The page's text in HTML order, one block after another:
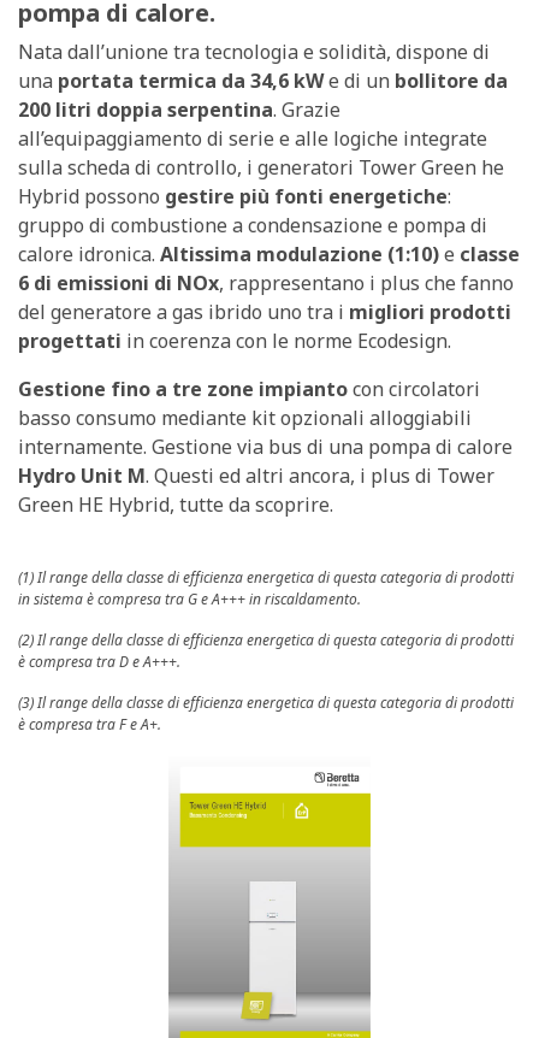
pompa di calore.
Nata dall’unione tra tecnologia e solidità, dispone di
una portata termica da 34,6 kWe di un bollitore da
200 litri doppia serpentina. Grazie
all’equipaggiamento di serie e alle logiche integrate
sulla scheda di controllo, i generatori Tower Green he
Hybrid possono gestire più fonti energetiche:
gruppo di combustione a condensazione e pompa di
calore idronica. Altissima modulazione (1:10)e classe
6 di emissioni di NOx, rappresentano i plus che fanno
del generatore a gas ibrido uno tra i migliori prodotti
progettati in coerenza con le norme Ecodesign.
Gestione fino a tre zone impiantocon circolatori
basso consumo mediante kit opzionali alloggiabili
internamente. Gestione via bus di una pompa di calore
Hydro Unit M. Questi ed altri ancora, i plus di Tower
Green HE Hybrid, tutte da scoprire.
(1) Il range della classe di efficienza energetica di questa categoria di prodotti
in sistema è compresa tra G e A+++ in riscaldamento.
(2) Il range della classe di efficienza energetica di questa categoria di prodotti
è compresa tra D e A+++.
(3) Il range della classe di efficienza energetica di questa categoria di prodotti
è compresa tra F e A+.